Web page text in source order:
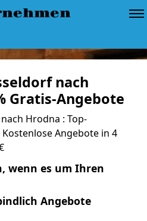
nach
Gratis-Angebote
Hrodna : Top-
Angebote in 4
wenn es um Ihren
Angebote